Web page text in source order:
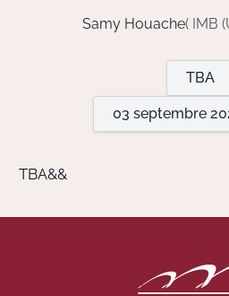
Samy Houache( IMB
TBA
03 septembre
TBA&&